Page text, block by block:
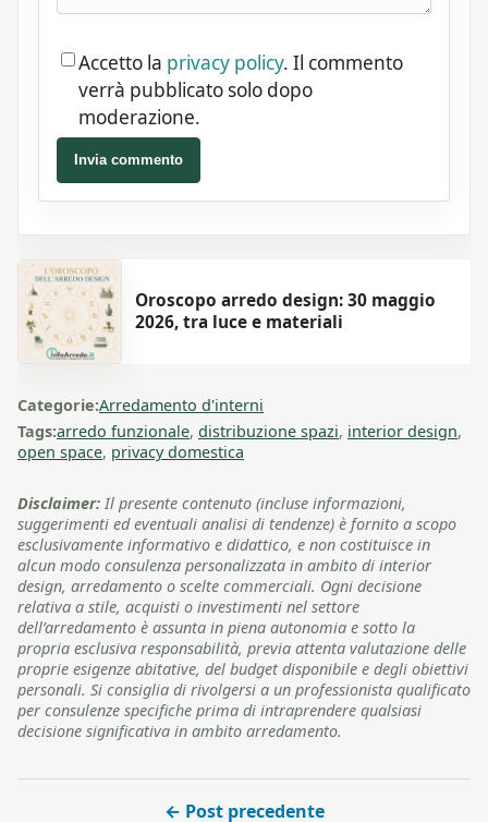
Accetto la privacy policy. Il commento
verrà pubblicato solo dopo
moderazione.
Invia commento
Oroscopo arredo design: 30 maggio
2026, tra luce e materiali
Categorie:Arredamento d'interni
Tags:arredo funzionale, distribuzione spazi, interior design,
open space, privacy domestica
Disclaimer: Il presente contenuto (incluse informazioni,
suggerimenti ed eventuali analisi di tendenze) è fornito a scopo
esclusivamente informativo e didattico, e non costituisce in
alcun modo consulenza personalizzata in ambito di interior
design, arredamento o scelte commerciali. Ogni decisione
relativa a stile, acquisti o investimenti nel settore
dell’arredamento è assunta in piena autonomia e sotto la
propria esclusiva responsabilità, previa attenta valutazione delle
proprie esigenze abitative, del budget disponibile e degli obiettivi
personali. Si consiglia di rivolgersi a un professionista qualificato
per consulenze specifiche prima di intraprendere qualsiasi
decisione significativa in ambito arredamento.
← Post precedente